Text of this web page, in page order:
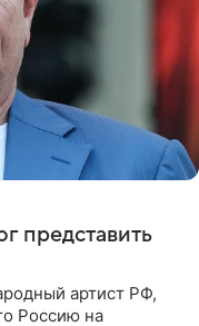
представить
артист РФ,
Россию на